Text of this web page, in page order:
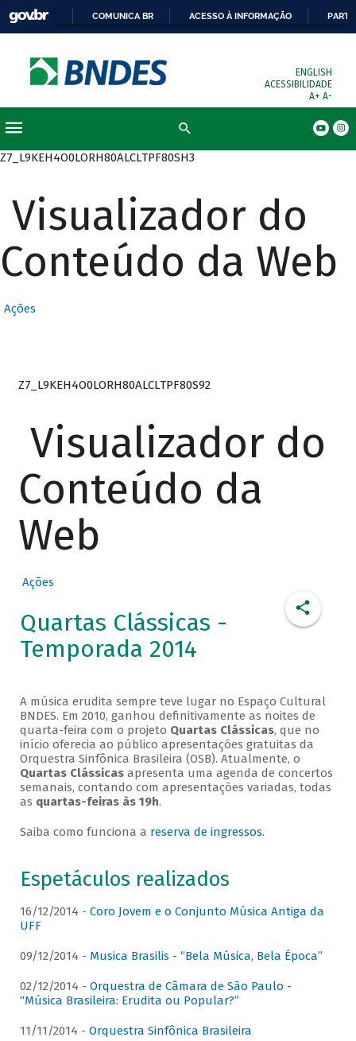
COMUNICA BR ACESSO À INFORMAÇÃO
ENGLISH
ACESSIBILIDADE
A+ A-
Z7_L9KEH4O0LORH80ALCLTPF80SH3
Visualizador do
Conteúdo da Web
Ações
Z7_L9KEH4O0LORH80ALCLTPF80S92
Visualizador do
Conteúdo da
Web
Ações
Quartas Clássicas -
Temporada 2014
A música erudita sempre teve lugar no Espaço Cultural
BNDES. Em 2010, ganhou definitivamente as noites de
quarta-feira com o projeto Quartas Clássicas, que no
início oferecia ao público apresentações gratuitas da
Orquestra Sinfônica Brasileira (OSB). Atualmente, o
Quartas Clássicasapresenta uma agenda de concertos
semanais, contando com apresentações variadas, todas
as quartas-feiras às 19h.
Saiba como funciona a reserva de ingressos.
Espetáculos realizados
16/12/2014 - Coro Jovem e o Conjunto Música Antiga da
UFF
09/12/2014 - Musica Brasilis - “Bela Música, Bela Época”
02/12/2014 - Orquestra de Câmara de São Paulo -
“Música Brasileira: Erudita ou Popular?”
11/11/2014 - Orquestra Sinfônica Brasileira